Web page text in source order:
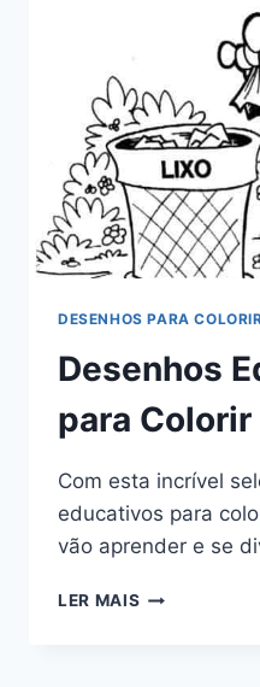
DESENHOS PARA
Desenhos
para Colorir
Com esta incrível
educativos para
vão aprender e se
LER MAIS DESENHOS